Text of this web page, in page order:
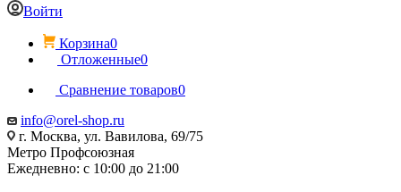
Войти
Корзина0
Отложенные0
Сравнение товаров0
info@orel-shop.ru
г. Москва, ул. Вавилова, 69/75
Метро Профсоюзная
Ежедневно: с 10:00 до 21:00